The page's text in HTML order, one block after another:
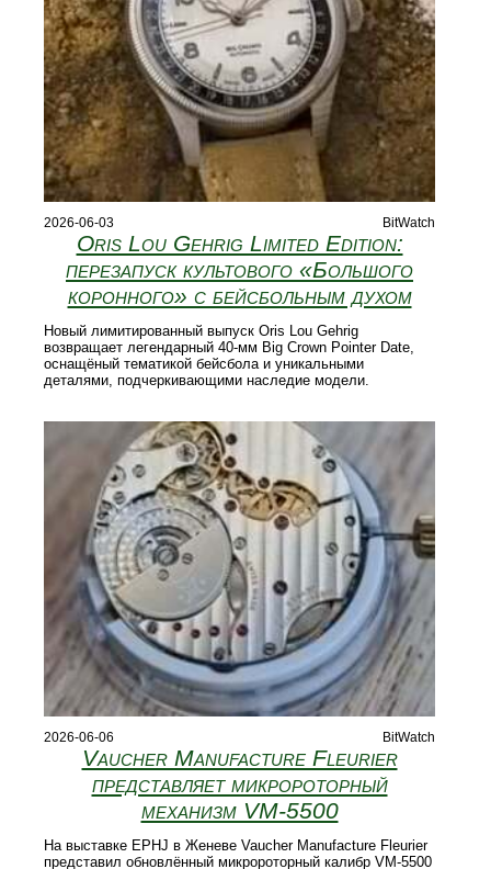
2026-06-03 BitWatch
Oris Lou Gehrig Limited Edition:
перезапуск культового «Большого
коронного» с бейсбольным духом
Новый лимитированный выпуск Oris Lou Gehrig
возвращает легендарный 40‑мм Big Crown Pointer Date,
оснащёный тематикой бейсбола и уникальными
деталями, подчеркивающими наследие модели.
2026-06-06 BitWatch
Vaucher Manufacture Fleurier
представляет микророторный
механизм VM‑5500
На выставке EPHJ в Женеве Vaucher Manufacture Fleurier
представил обновлённый микророторный калибр VM‑5500